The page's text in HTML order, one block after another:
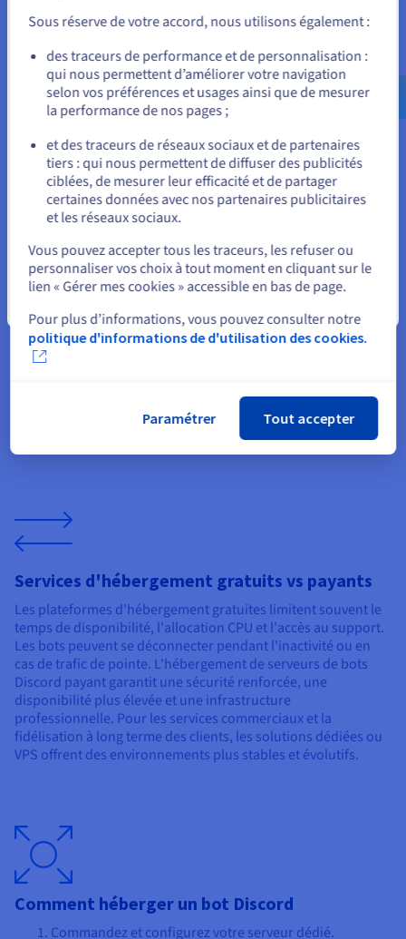
Options d'hébergement de bot
Discord
Serveur dédié vs hébergement VPS
Une infrastructure dédiée offre une isolation maximale et des
performances constantes pour l'hébergement de serveurs de
bots Discord en production. Les ressources ne sont pas
la mémoire. Pour les déploiements plus petits,
l'hébergement VPSoffre une alternative économique. Cela
permet aux revendeurs de lancer plusieurs services de bots
Services d'hébergement gratuits vs payants
Les plateformes d'hébergement gratuites limitent souvent le
temps de disponibilité, l'allocation CPU et l'accès au support.
Les bots peuvent se déconnecter pendant l'inactivité ou en
cas de trafic de pointe. L'hébergement de serveurs de bots
Discord payant garantit une sécurité renforcée, une
disponibilité plus élevée et une infrastructure
professionnelle. Pour les services commerciaux et la
fidélisation à long terme des clients, les solutions dédiées ou
VPS offrent des environnements plus stables et évolutifs.
Comment héberger un bot Discord
Commandez et configurez votre serveur dédié.
Allez sur le site États-Unis
us.ovhcloud.com/
Anglais USD - $
ou
Rester sur le site actuel
Sélectionner un autre site web
Sous réserve de votre accord, nous utilisons également :
des traceurs de performance et de personnalisation :
qui nous permettent d’améliorer votre navigation
selon vos préférences et usages ainsi que de mesurer
la performance de nos pages ;
et des traceurs de réseaux sociaux et de partenaires
tiers : qui nous permettent de diffuser des publicités
ciblées, de mesurer leur efficacité et de partager
certaines données avec nos partenaires publicitaires
et les réseaux sociaux.
Vous pouvez accepter tous les traceurs, les refuser ou
personnaliser vos choix à tout moment en cliquant sur le
lien « Gérer mes cookies » accessible en bas de page.
Pour plus d’informations, vous pouvez consulter notre
politique d'informations de d'utilisation des cookies.
Paramétrer Tout accepter